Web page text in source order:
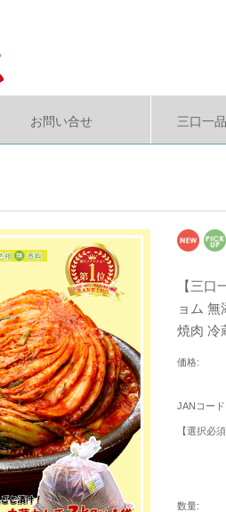
お問い合せ 三口一
【三
ョム
焼肉 冷
価格:
JANコード
【選択必
数量: